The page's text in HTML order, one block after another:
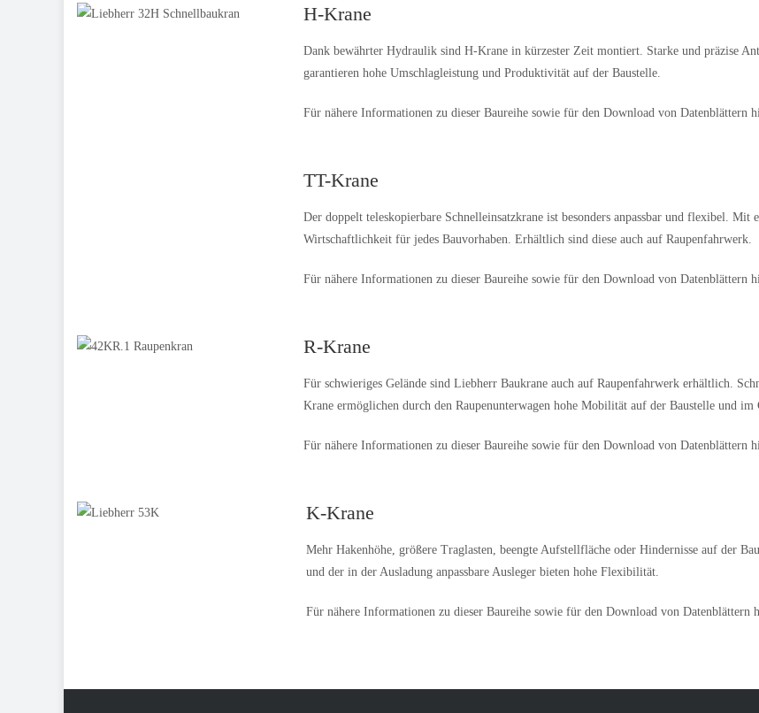
H-Krane
Dank bewährter Hydraulik sind H-Krane in kürzester Zeit montiert. Starke und präzise
garantieren hohe Umschlagleistung und Produktivität auf der Baustelle.
Für nähere Informationen zu dieser Baureihe sowie für den Download von Datenblättern
TT-Krane
Der doppelt teleskopierbare Schnelleinsatzkrane ist besonders anpassbar und flexibel.
Wirtschaftlichkeit für jedes Bauvorhaben. Erhältlich sind diese auch auf Raupenfahrwerk.
Für nähere Informationen zu dieser Baureihe sowie für den Download von Datenblättern
R-Krane
Für schwieriges Gelände sind Liebherr Baukrane auch auf Raupenfahrwerk erhältlich.
Krane ermöglichen durch den Raupenunterwagen hohe Mobilität auf der Baustelle und im
Für nähere Informationen zu dieser Baureihe sowie für den Download von Datenblättern
K-Krane
Mehr Hakenhöhe, größere Traglasten, beengte Aufstellfläche oder Hindernisse auf der
und der in der Ausladung anpassbare Ausleger bieten hohe Flexibilität.
Für nähere Informationen zu dieser Baureihe sowie für den Download von Datenblättern